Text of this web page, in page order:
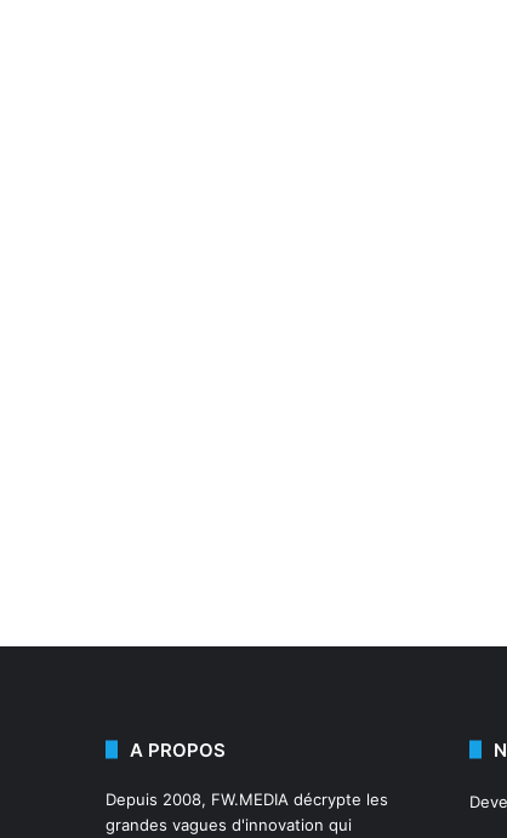
A PROPOS
Depuis 2008, FW.MEDIA décrypte les
grandes vagues d'innovation qui